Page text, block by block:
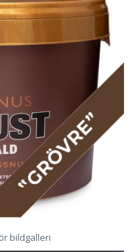
bildgalleri